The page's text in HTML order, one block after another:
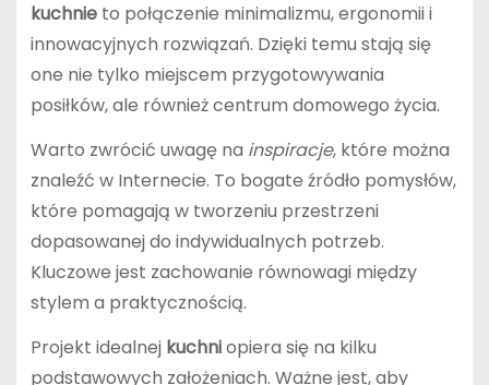
kuchnieto połączenie minimalizmu, ergonomii i
innowacyjnych rozwiązań. Dzięki temu stają się
one nie tylko miejscem przygotowywania
posiłków, ale również centrum domowego życia.
Warto zwrócić uwagę na inspiracje, które można
znaleźć w Internecie. To bogate źródło pomysłów,
które pomagają w tworzeniu przestrzeni
dopasowanej do indywidualnych potrzeb.
Kluczowe jest zachowanie równowagi między
stylem a praktycznością.
Projekt idealnej kuchniopiera się na kilku
podstawowych założeniach. Ważne jest, aby